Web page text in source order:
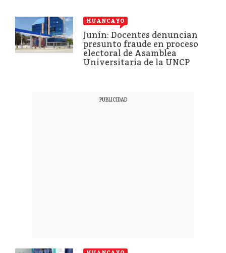
HUANCAYO
Junín: Docentes denuncian
presunto fraude en proceso
electoral de Asamblea
Universitaria de la UNCP